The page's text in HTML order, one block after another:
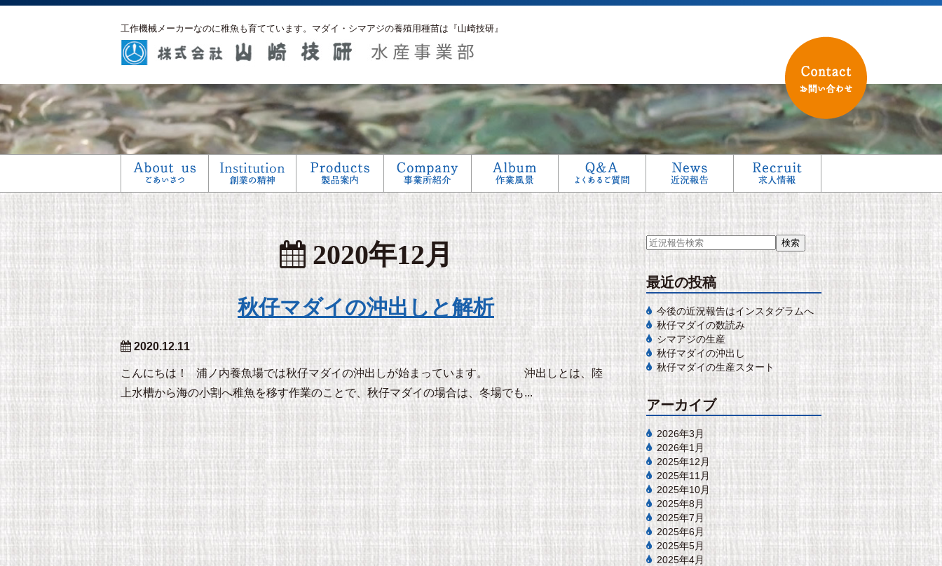
工作機械メーカーなのに稚魚も育てています。マダイ・シマアジの養殖用種苗は『山崎技研』
アフターサービス
2020年12月
秋仔マダイの沖出しと解析
2020.12.11
こんにちは！ 浦ノ内養魚場では秋仔マダイの沖出しが始まっています。 沖出しとは、陸
上水槽から海の小割へ稚魚を移す作業のことで、秋仔マダイの場合は、冬場でも...
最近の投稿
今後の近況報告はインスタグラムへ
秋仔マダイの数読み
シマアジの生産
秋仔マダイの沖出し
秋仔マダイの生産スタート
アーカイブ
2026年3月
2026年1月
2025年12月
2025年11月
2025年10月
2025年8月
2025年7月
2025年6月
2025年5月
2025年4月